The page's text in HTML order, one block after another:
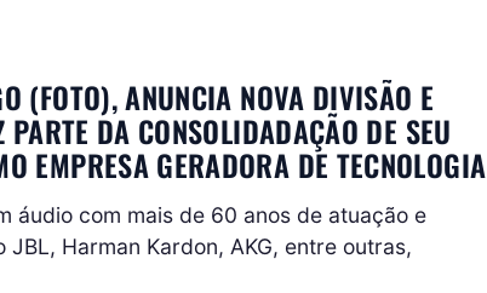
(FOTO), ANUNCIA NOVA DIVISÃO E
DA CONSOLIDADAÇÃO DE SEU
EMPRESA GERADORA DE TECNOLOGIA
áudio com mais de 60 anos de atuação e
Harman Kardon, AKG, entre outras,